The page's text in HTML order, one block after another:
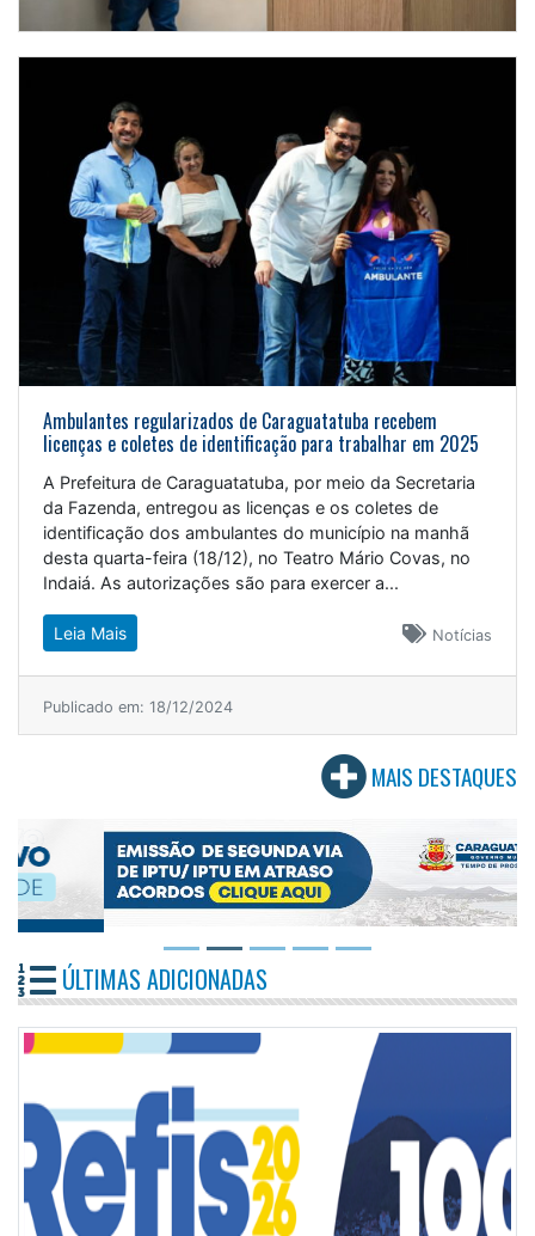
Ambulantes regularizados de Caraguatatuba recebem
licenças e coletes de identificação para trabalhar em 2025
A Prefeitura de Caraguatatuba, por meio da Secretaria
da Fazenda, entregou as licenças e os coletes de
identificação dos ambulantes do município na manhã
desta quarta-feira (18/12), no Teatro Mário Covas, no
Indaiá. As autorizações são para exercer a...
Notícias
Leia Mais
Publicado em: 18/12/2024
MAIS DESTAQUES
ÚLTIMAS ADICIONADAS